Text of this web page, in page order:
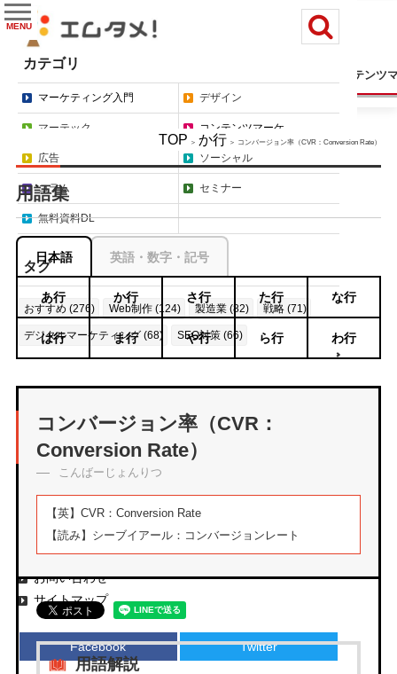
コンテンツ
MENU
カテゴリ
マーケティング入門 デザイン
マーテック コンテンツマーケ
広告 ソーシャル
コラム セミナー
無料資料DL
タグ
おすすめ (276) Web制作 (124) 製造業 (82) 戦略 (71)
デジタルマーケティング (68)
SEO対策 (66)
もっと見る
エムタメについて
運営会社
プライバシーポリシー
お問い合わせ
サイトマップ
Facebook Twitter
TOP ＞ か行 ＞ コンバージョン率（CVR：Conversion Rate）
用語集
日本語 英語・数字・記号
あ行 か行 さ行 た行 な行
は行 ま行 や行 ら行 わ行
コンバージョン率（CVR：
Conversion Rate）
こんばーじょんりつ
【英】 CVR：Conversion Rate
【読み】 シーブイアール：コンバージョンレート
用語解説